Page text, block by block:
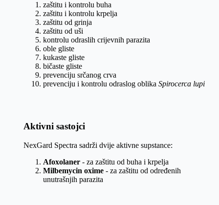
zaštitu i kontrolu buha
zaštitu i kontrolu krpelja
zaštitu od grinja
zaštitu od uši
kontrolu odraslih crijevnih parazita
oble gliste
kukaste gliste
bičaste gliste
prevenciju srčanog crva
prevenciju i kontrolu odraslog oblika Spirocerca lupi
Aktivni sastojci
NexGard Spectra sadrži dvije aktivne supstance:
Afoxolaner - za zaštitu od buha i krpelja
Milbemycin oxime - za zaštitu od određenih
unutrašnjih parazita